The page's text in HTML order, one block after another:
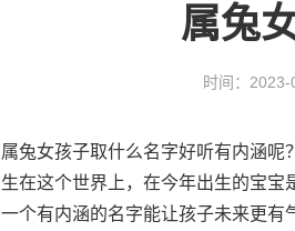
属兔
时间：2023-
属兔女孩子取什么名字好听有内涵
生在这个世界上，在今年出生的宝
一个有内涵的名字能让孩子未来更有